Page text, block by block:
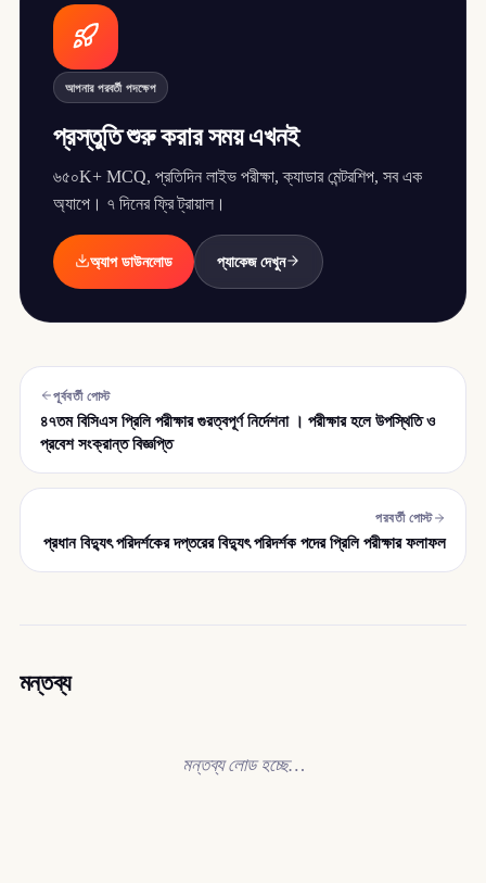
আপনার পরবর্তী পদক্ষেপ
প্রস্তুতি শুরু করার সময় এখনই
৬৫০K+ MCQ, প্রতিদিন লাইভ পরীক্ষা, ক্যাডার মেন্টরশিপ, সব এক
অ্যাপে। ৭ দিনের ফ্রি ট্রায়াল।
অ্যাপ ডাউনলোড প্যাকেজ দেখুন
পূর্ববর্তী পোস্ট
৪৭তম বিসিএস প্রিলি পরীক্ষার গুরত্বপূর্ণ নির্দেশনা । পরীক্ষার হলে উপস্থিতি ও
প্রবেশ সংক্রান্ত বিজ্ঞপ্তি
পরবর্তী পোস্ট
প্রধান বিদ্যুৎ পরিদর্শকের দপ্তরের বিদ্যুৎ পরিদর্শক পদের প্রিলি পরীক্ষার ফলাফল
মন্তব্য
মন্তব্য লোড হচ্ছে…